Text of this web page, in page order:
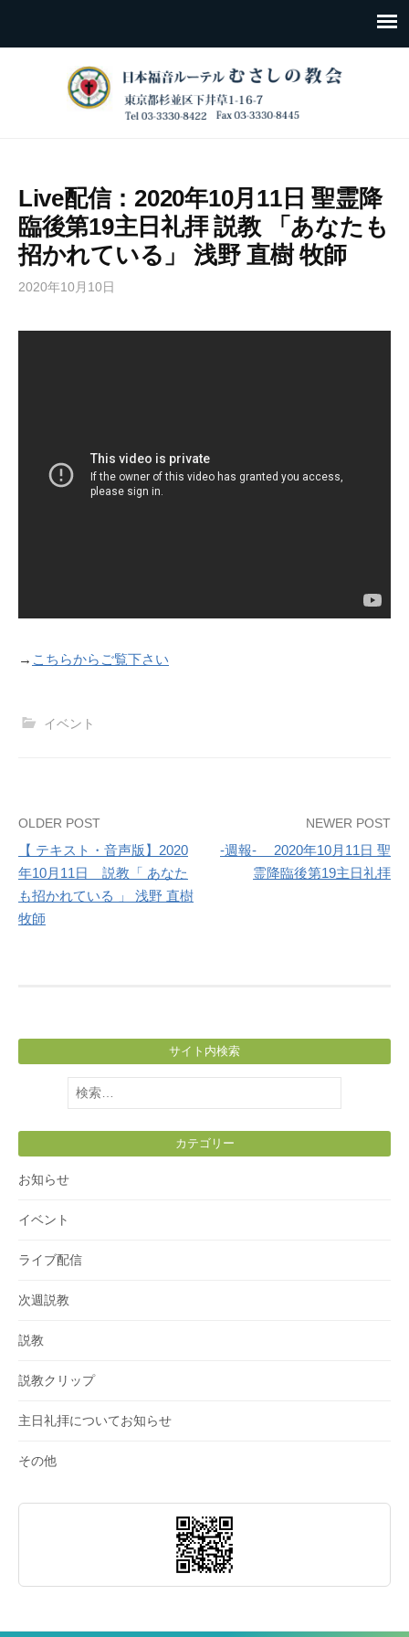
Live配信：2020年10月11日 聖霊降
臨後第19主日礼拝 説教 「あなたも
招かれている」 浅野 直樹 牧師
2020年10月10日
→ こちらからご覧下さい
イベント
Post
navigation
OLDER POST
【 テキスト・音声版】2020
年10月11日 説教「 あなた
も招かれている 」 浅野 直樹
牧師
NEWER POST
-週報- 2020年10月11日 聖
霊降臨後第19主日礼拝
サイト内検索
検
索:
カテゴリー
お知らせ
イベント
ライブ配信
次週説教
説教
説教クリップ
主日礼拝についてお知らせ
その他